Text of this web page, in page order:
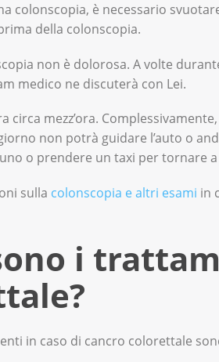
colonscopia, è necessario
della colonscopia.
non è dolorosa. A volte
medico ne discuterà con Lei.
circa mezz’ora.
non potrà guidare l’auto o
o prendere un taxi per tornare a
sulla colonscopia e altri esami in
i
in caso di cancro colorettale